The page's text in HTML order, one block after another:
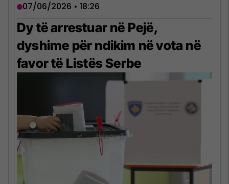
07/06/2026 • 18:26
Dy të arrestuar në Pejë,
dyshime për ndikim në vota në
favor të Listës Serbe